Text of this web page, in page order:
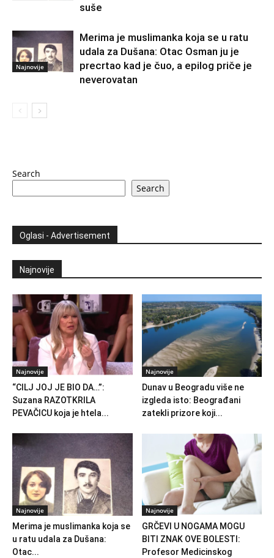
suše
Najnovije
Merima je muslimanka koja se u ratu
udala za Dušana: Otac Osman ju je
precrtao kad je čuo, a epilog priče je
neverovatan
Search
Search
Oglasi - Advertisement
Najnovije
Najnovije
“CILJ JOJ JE BIO DA…”:
Suzana RAZOTKRILA
PEVAČICU koja je htela...
Najnovije
Dunav u Beogradu više ne
izgleda isto: Beograđani
zatekli prizore koji...
Najnovije
Merima je muslimanka koja se
u ratu udala za Dušana:
Otac...
Najnovije
GRČEVI U NOGAMA MOGU
BITI ZNAK OVE BOLESTI:
Profesor Medicinskog